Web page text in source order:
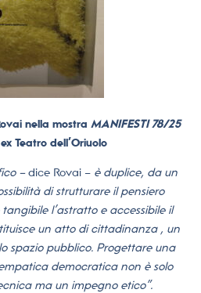
nella mostra MANIFESTI 78/25
Teatro dell’Oriuolo
–dice Rovai – è duplice, da un
di strutturare il pensiero
l’astratto e accessibile il
un atto di cittadinanza , un
spazio pubblico. Progettare una
democratica non è solo
ma un impegno etico”.